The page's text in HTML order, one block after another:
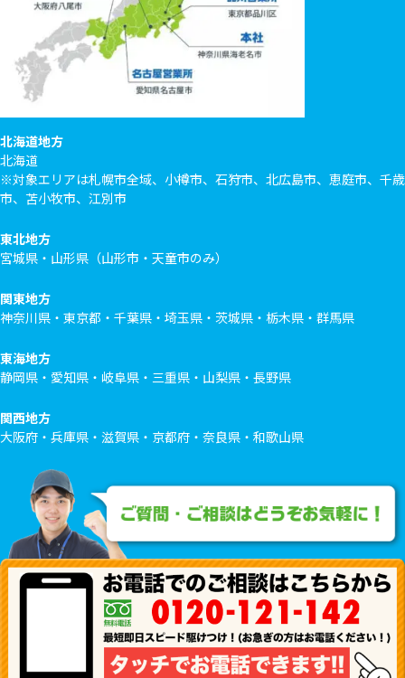
北海道地方
北海道
※対象エリアは札幌市全域、小樽市、石狩市、北広島市、恵庭市、千歳
市、苫小牧市、江別市
東北地方
宮城県・山形県（山形市・天童市のみ）
関東地方
神奈川県・東京都・千葉県・埼玉県・茨城県・栃木県・群馬県
東海地方
静岡県・愛知県・岐阜県・三重県・山梨県・長野県
関西地方
大阪府・兵庫県・滋賀県・京都府・奈良県・和歌山県